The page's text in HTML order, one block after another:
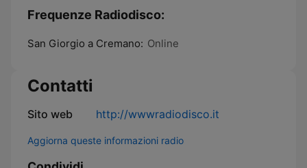
Frequenze Radiodisco:
San Giorgio a Cremano: Online
Contatti
Sito web http://wwwradiodisco.it
Aggiorna queste informazioni radio